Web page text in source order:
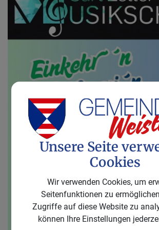
Unsere Seite
Cookies
Wir verwenden Cookies, um
Seitenfunktionen zu
Zugriffe auf diese Website zu
können Ihre Einstellungen